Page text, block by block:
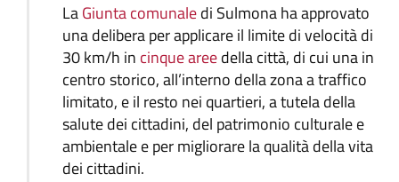
LaGiunta comunaledi Sulmona ha approvato
una delibera per applicare il limite di velocità di
30 km/h in cinque areedella città, di cui una in
centro storico, all’interno della zona a traffico
limitato, e il resto nei quartieri, a tutela della
salute dei cittadini, del patrimonio culturale e
ambientale e per migliorare la qualità della vita
dei cittadini.